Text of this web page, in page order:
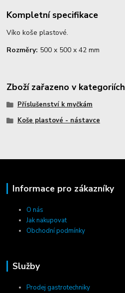
Kompletní specifikace
Víko koše plastové.
Rozměry: 500 x 500 x 42 mm
Zboží zařazeno v kategoriích
Příslušenství k myčkám
Koše plastové - nástavce
Informace pro zákazníky
O nás
Jak nakupovat
Obchodní podmínky
Služby
Prodej gastrotechniky